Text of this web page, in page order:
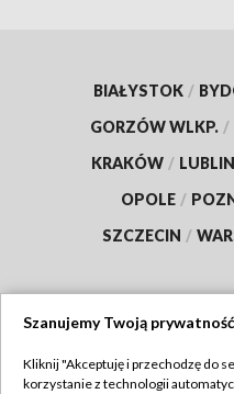
BIAŁYSTOK /
GORZÓW WLKP. /
KRAKÓW / LUBLIN
OPOLE /
SZCZECIN /
Szanujemy Twoją prywatność
Kliknij "Akceptuję i przechodzę do
korzystanie z technologii